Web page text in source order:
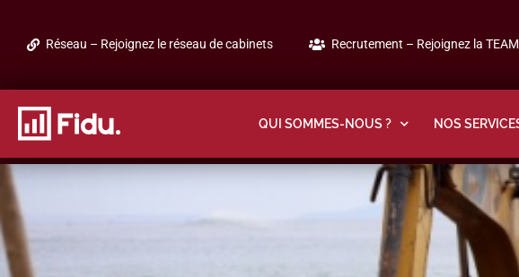
Réseau – Rejoignez le réseau de cabinets Recrutement – Rejoignez la
QUI SOMMES-NOUS ? NOS